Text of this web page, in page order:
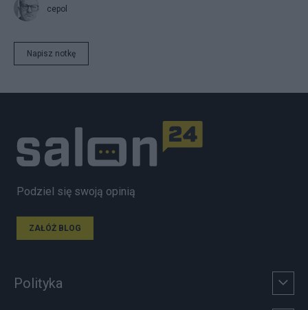
cepol
Napisz notkę
Podziel się swoją opinią
ZAŁÓŻ BLOG
Polityka